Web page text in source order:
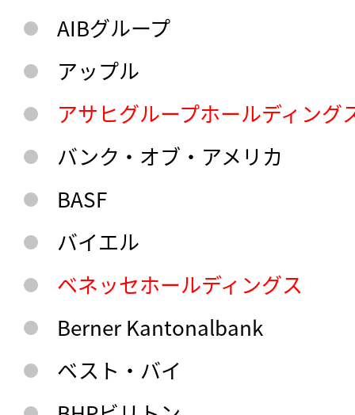
AIBグループ
アップル
アサヒグループホールディング
バンク・オブ・アメリカ
BASF
バイエル
ベネッセホールディングス
Berner Kantonalbank
ベスト・バイ